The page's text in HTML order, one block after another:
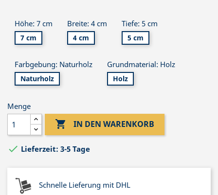
Höhe: 7 cm
7 cm
Breite: 4 cm
4 cm
Tiefe: 5 cm
5 cm
Farbgebung: Naturholz
Naturholz
Grundmaterial: Holz
Holz
Menge
 IN DEN WARENKORB
 Lieferzeit: 3-5 Tage
Schnelle Lieferung mit DHL